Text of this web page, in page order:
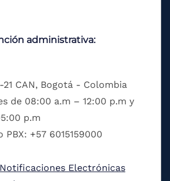
administrativa:
CAN, Bogotá - Colombia
de 08:00 a.m – 12:00 p.m y
p.m
+57 6015159000
Electrónicas